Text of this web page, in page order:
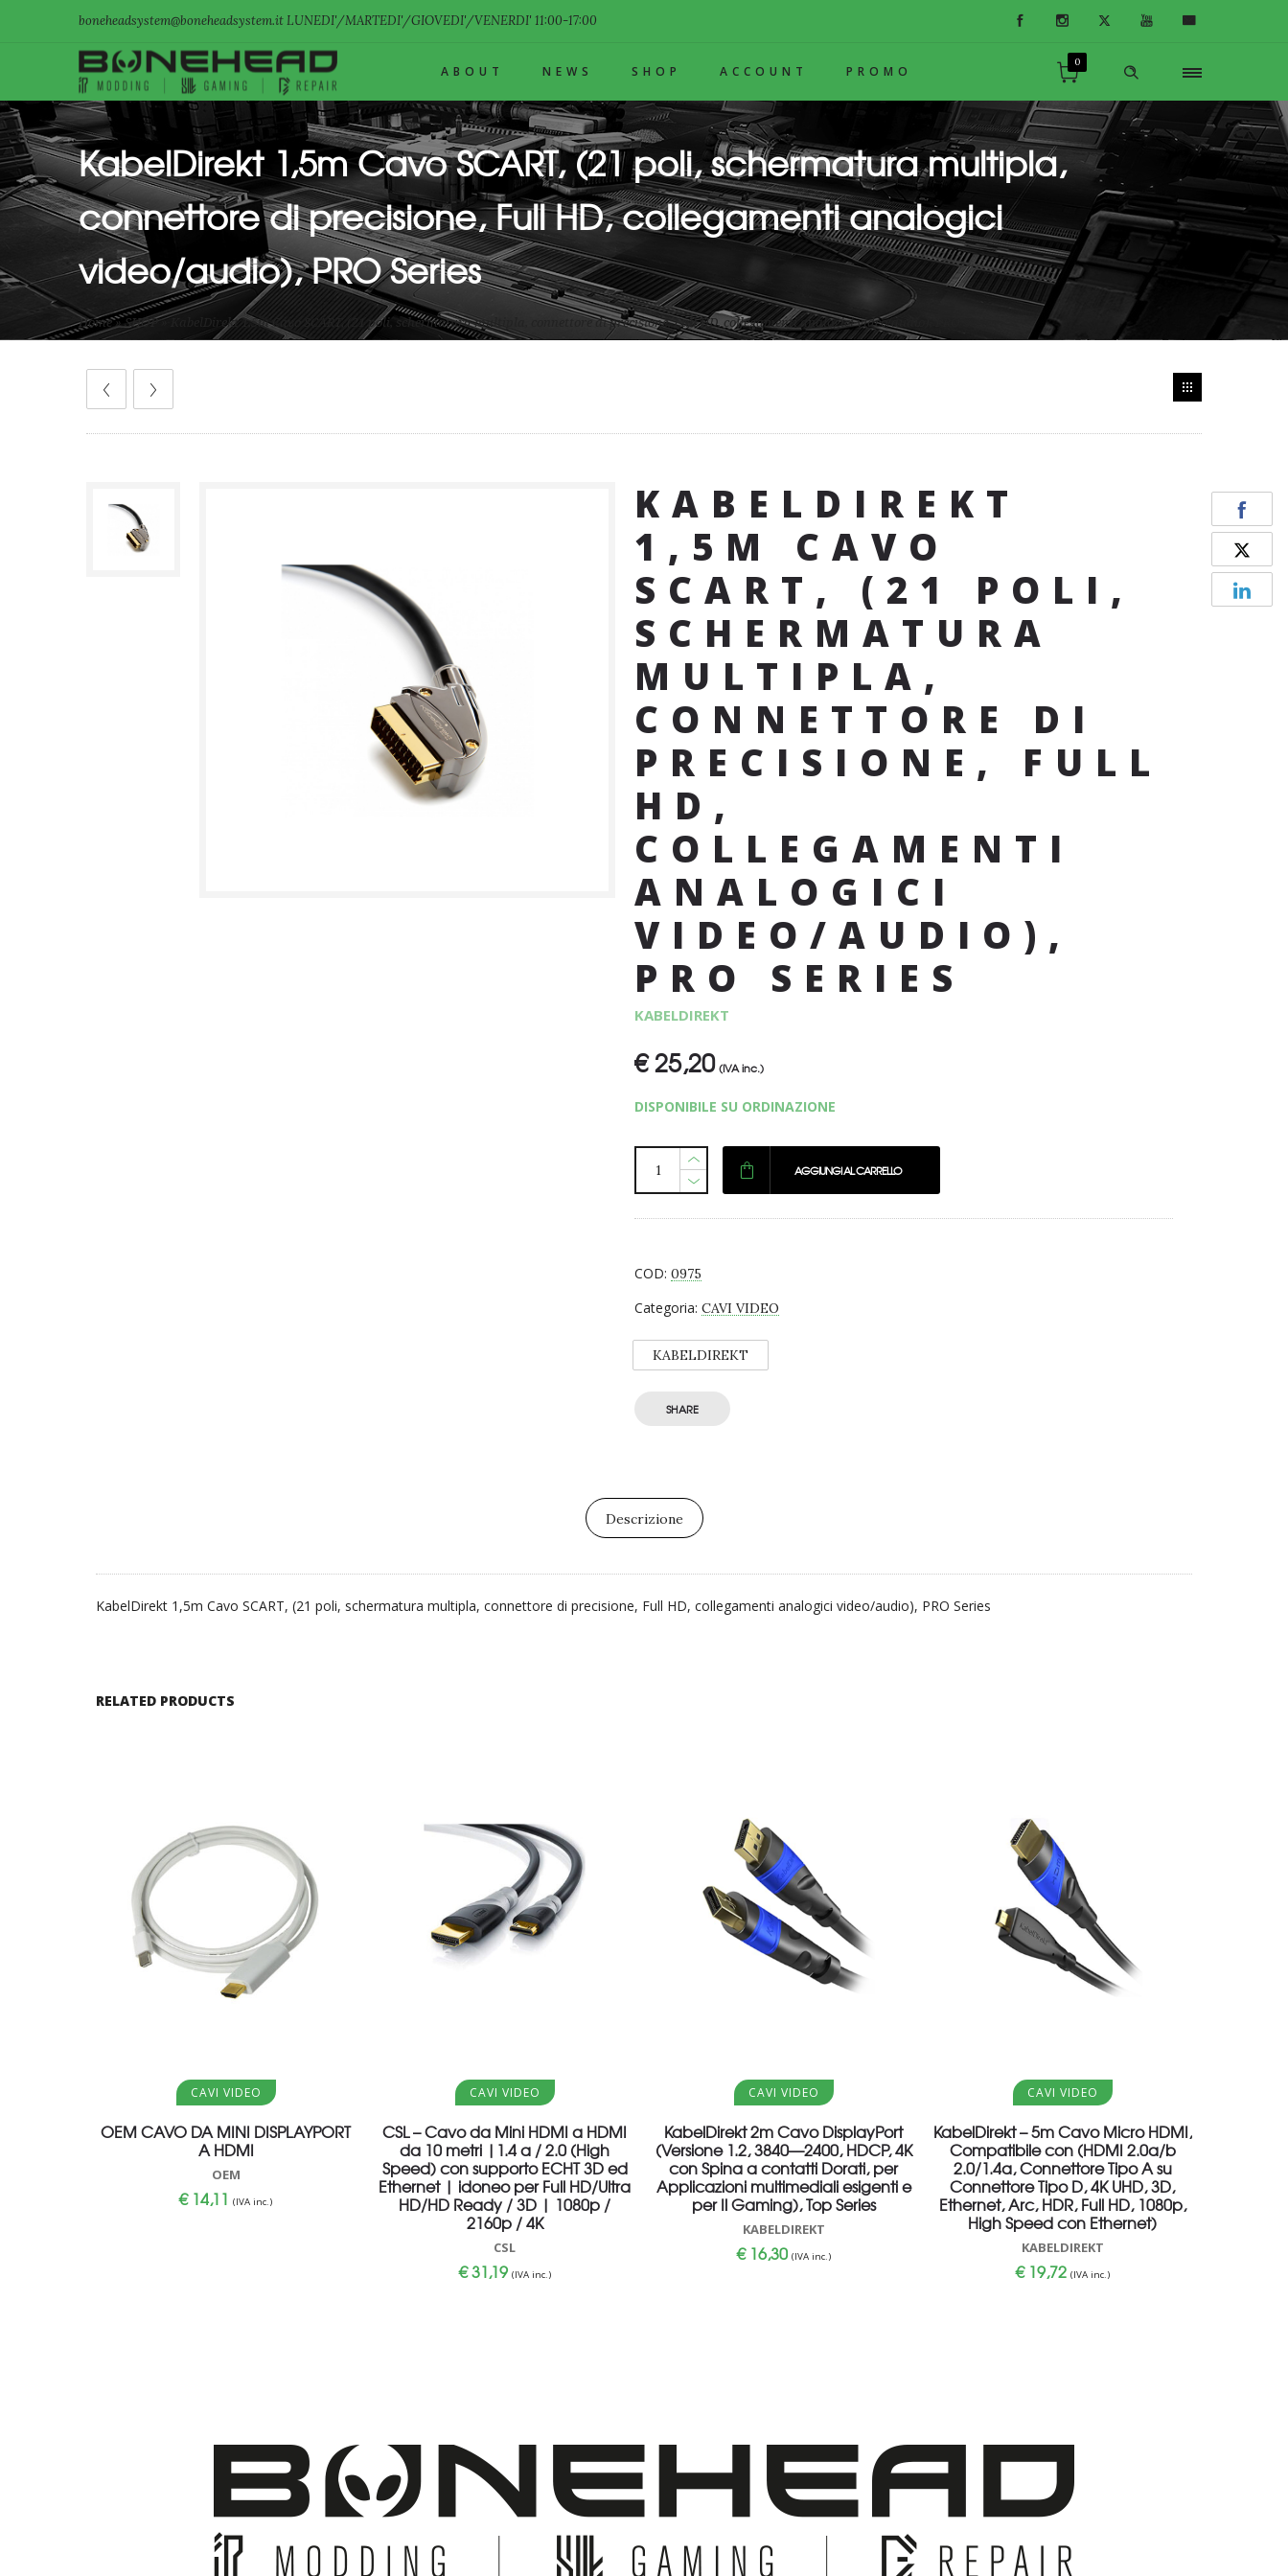
boneheadsystem@boneheadsystem.it LUNEDI'/MARTEDI'/GIOVEDI'/VENERDI' 11:00-17:00
0
ABOUT NEWS SHOP ACCOUNT PROMO
KabelDirekt 1,5m Cavo SCART, (21 poli, schermatura multipla,
connettore di precisione, Full HD, collegamenti analogici
video/audio), PRO Series
Home»SHOP» KabelDirekt 1,5m Cavo SCART, (21 poli, schermatura multipla, connettore di precisione, Full HD, collegamenti analogici video/audio), PRO Series
KABELDIREKT
1,5M CAVO
SCART, (21 POLI,
SCHERMATURA
MULTIPLA,
CONNETTORE DI
PRECISIONE, FULL
HD,
COLLEGAMENTI
ANALOGICI
VIDEO/AUDIO),
PRO SERIES
KABELDIREKT
€25,20 (IVA inc.)
DISPONIBILE SU ORDINAZIONE
AGGIUNGI AL CARRELLO
COD: 0975
Categoria: CAVI VIDEO
KABELDIREKT
SHARE
Descrizione
KabelDirekt 1,5m Cavo SCART, (21 poli, schermatura multipla, connettore di precisione, Full HD, collegamenti analogici video/audio), PRO Series
RELATED PRODUCTS
Aggiungi al carrello
CAVI VIDEO
OEM CAVO DA MINI DISPLAYPORT
A HDMI
OEM
€14,11 (IVA inc.)
Aggiungi al carrello
CAVI VIDEO
CSL – Cavo da Mini HDMI a HDMI
da 10 metri |1.4 a / 2.0 (High
Speed) con supporto ECHT 3D ed
Ethernet | idoneo per Full HD/Ultra
HD/HD Ready / 3D | 1080p /
2160p / 4K
CSL
€31,19 (IVA inc.)
Aggiungi al carrello
CAVI VIDEO
KabelDirekt 2m Cavo DisplayPort
(Versione 1.2, 3840—2400, HDCP, 4K
con Spina a contatti Dorati, per
Applicazioni multimediali esigenti e
per Il Gaming), Top Series
KABELDIREKT
€16,30 (IVA inc.)
Aggiungi al carrello
CAVI VIDEO
KabelDirekt – 5m Cavo Micro HDMI,
Compatibile con (HDMI 2.0a/b
2.0/1.4a, Connettore Tipo A su
Connettore Tipo D, 4K UHD, 3D,
Ethernet, Arc, HDR, Full HD, 1080p,
High Speed con Ethernet)
KABELDIREKT
€19,72 (IVA inc.)